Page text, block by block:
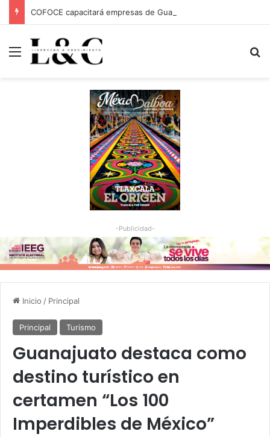
Menu
-Publicidad-
Inicio / Principal
Principal Turismo
Guanajuato destaca como
destino turístico en
certamen “Los 100
Imperdibles de México”